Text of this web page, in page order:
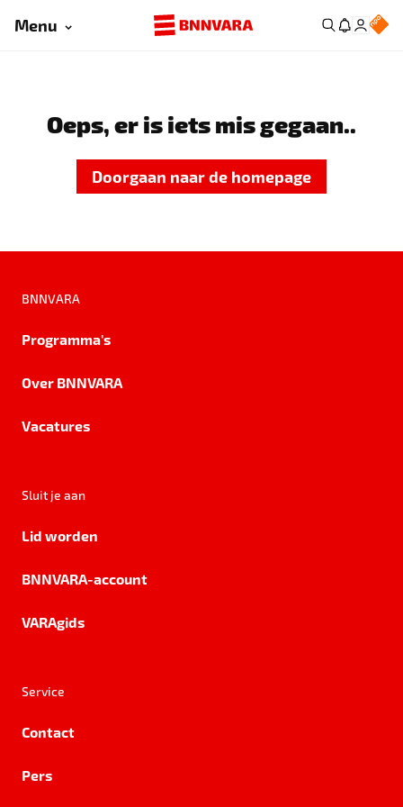
Menu
Oeps, er is iets mis gegaan..
Doorgaan naar de homepage
BNNVARA
Programma's
Over BNNVARA
Vacatures
Sluit je aan
Lid worden
BNNVARA-account
VARAgids
Service
Contact
Pers